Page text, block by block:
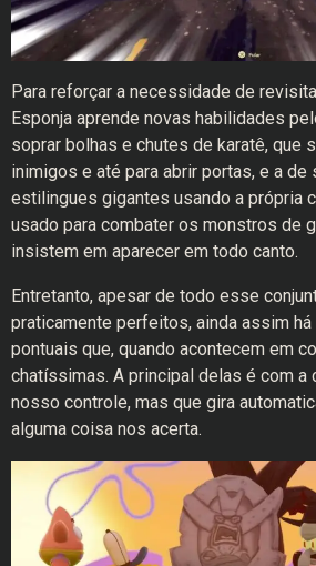
Para reforçar a necessidade de
Esponja aprende novas habilidades
soprar bolhas e chutes de karatê, que
inimigos e até para abrir portas, e a de
estilingues gigantes usando a própria
usado para combater os monstros de
insistem em aparecer em todo canto.
Entretanto, apesar de todo esse
praticamente perfeitos, ainda assim
pontuais que, quando acontecem em
chatíssimas. A principal delas é com a
nosso controle, mas que gira
alguma coisa nos acerta.